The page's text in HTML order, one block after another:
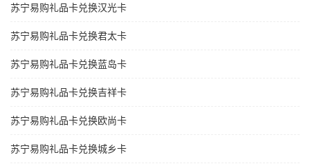
苏宁易购礼品卡兑换汉光卡
苏宁易购礼品卡兑换君太卡
苏宁易购礼品卡兑换蓝岛卡
苏宁易购礼品卡兑换吉祥卡
苏宁易购礼品卡兑换欧尚卡
苏宁易购礼品卡兑换城乡卡